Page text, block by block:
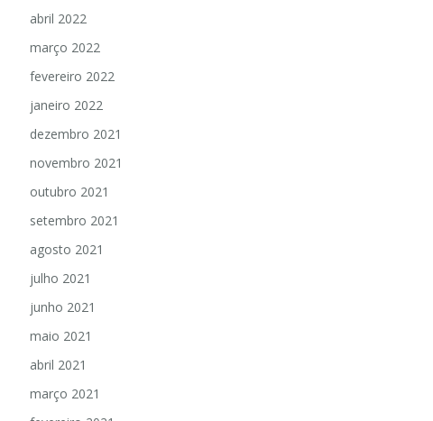
abril 2022
março 2022
fevereiro 2022
janeiro 2022
dezembro 2021
novembro 2021
outubro 2021
setembro 2021
agosto 2021
julho 2021
junho 2021
maio 2021
abril 2021
março 2021